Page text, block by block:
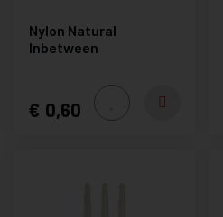
Nylon Natural
Inbetween
0,60